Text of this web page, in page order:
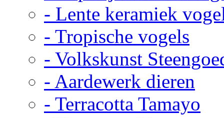
- Lente keramiek
- Tropische vogels
- Volkskunst
- Aardewerk dieren
- Terracotta Tamayo